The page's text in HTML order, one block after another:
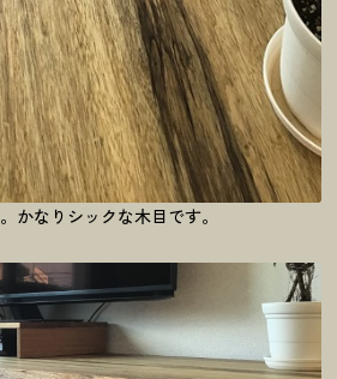
かなりシックな木目です。